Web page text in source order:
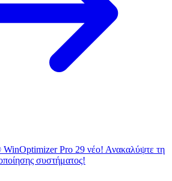
WinOptimizer Pro 29 νέο! Ανακαλύψτε τη
συστήματος!